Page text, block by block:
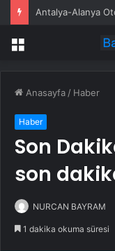
Menü
Anasayfa / Haber
Haber
Son
son
NURCAN BAYRAM
1 dakika okuma süresi